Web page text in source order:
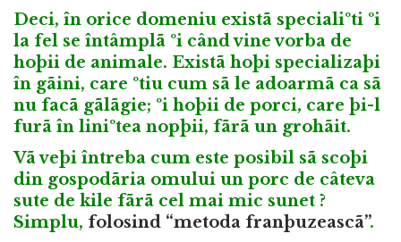
Deci, în orice domeniu existã specialiºti ºi
la fel se întâmplã ºi când vine vorba de
hoþii de animale. Existã hoþi specializaþi
în gãini, care ºtiu cum sã le adoarmã ca sã
nu facã gãlãgie; ºi hoþii de porci, care þi-l
furã în liniºtea nopþii, fãrã un grohãit.
Vã veþi întreba cum este posibil sã scoþi
din gospodãria omului un porc de câteva
sute de kile fãrã cel mai mic sunet ?
Simplu, folosind “metoda franþuzeascã”.